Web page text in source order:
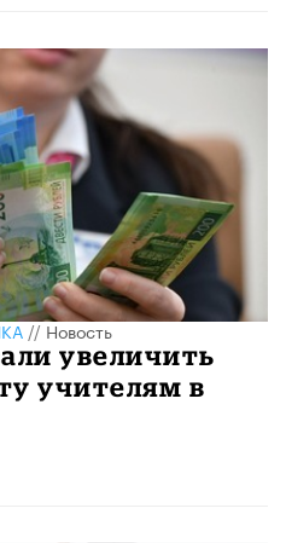
//Новость
увеличить
учителям в